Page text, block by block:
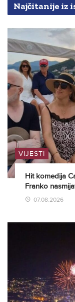
Najčitanije iz
VIJESTI
Hit komedija
Franko
07.08.2026